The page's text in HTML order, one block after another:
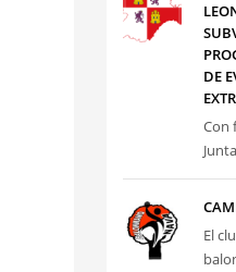
DE
Con
El